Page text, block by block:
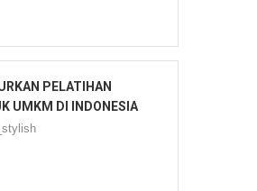
PELATIHAN
UMKM DI INDONESIA